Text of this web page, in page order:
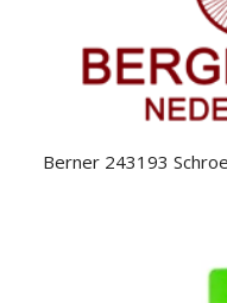
Berner 243193